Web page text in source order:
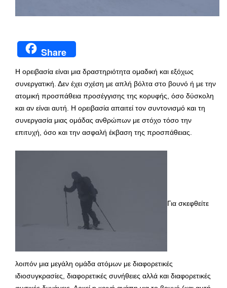
Share
Η ορειβασία είναι μια δραστηριότητα ομαδική και εξόχως
συνεργατική. Δεν έχει σχέση με απλή βόλτα στο βουνό ή με την
ατομική προσπάθεια προσέγγισης της κορυφής, όσο δύσκολη
και αν είναι αυτή. Η ορειβασία απαιτεί τον συντονισμό και τη
συνεργασία μιας ομάδας ανθρώπων με στόχο τόσο την
επιτυχή, όσο και την ασφαλή έκβαση της προσπάθειας.
Για σκεφθείτε
λοιπόν μια μεγάλη ομάδα ατόμων με διαφορετικές
ιδιοσυγκρασίες, διαφορετικές συνήθειες αλλά και διαφορετικές